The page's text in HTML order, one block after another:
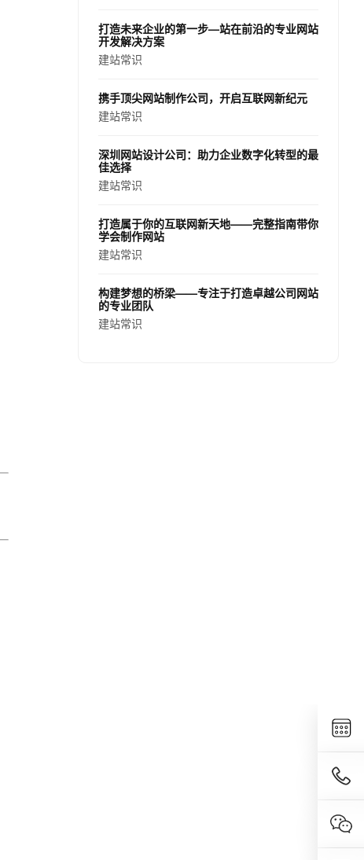
打造未来企业的第一步—站在前沿的专业网站
开发解决方案
建站常识
携手顶尖网站制作公司，开启互联网新纪元
建站常识
深圳网站设计公司：助力企业数字化转型的最
佳选择
建站常识
打造属于你的互联网新天地——完整指南带你
学会制作网站
建站常识
构建梦想的桥梁——专注于打造卓越公司网站
的专业团队
建站常识